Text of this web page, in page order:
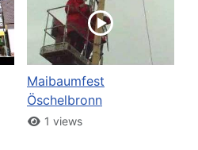
Maibaumfest
Öschelbronn
1 views